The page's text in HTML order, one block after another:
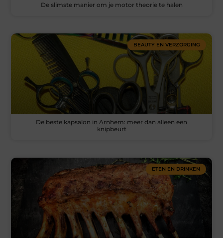
De slimste manier om je motor theorie te halen
BEAUTY EN VERZORGING
De beste kapsalon in Arnhem: meer dan alleen een
knipbeurt
ETEN EN DRINKEN